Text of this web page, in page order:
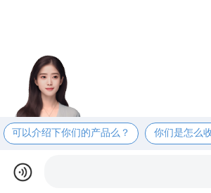
可以介绍下你们的产品么？ 你们是怎么